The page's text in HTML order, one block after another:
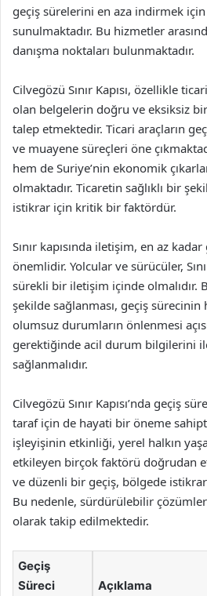
geçiş sürelerini en aza indirmek
sunulmaktadır. Bu hizmetler
danışma noktaları bulunmaktadır.
Cilvegözü Sınır Kapısı, özellikle
olan belgelerin doğru ve eksiksiz
talep etmektedir. Ticari araçların
ve muayene süreçleri öne
hem de Suriye’nin ekonomik
olmaktadır. Ticaretin sağlıklı bir
istikrar için kritik bir faktördür.
Sınır kapısında iletişim, en az
önemlidir. Yolcular ve sürücüler,
sürekli bir iletişim içinde olmalıdır.
şekilde sağlanması, geçiş sürecinin
olumsuz durumların önlenmesi
gerektiğinde acil durum bilgilerini
sağlanmalıdır.
Cilvegözü Sınır Kapısı’nda geçiş
taraf için de hayati bir öneme sahiptir.
işleyişinin etkinliği, yerel halkın
etkileyen birçok faktörü doğrudan
ve düzenli bir geçiş, bölgede
Bu nedenle, sürdürülebilir
olarak takip edilmektedir.
Geçiş
Süreci
Açıklama